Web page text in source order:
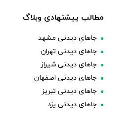
مطالب پیشنهادی وبلاگ
جاهای دیدنی مشهد
جاهای دیدنی تهران
جاهای دیدنی شیراز
جاهای دیدنی اصفهان
جاهای دیدنی تبریز
جاهای دیدنی یزد